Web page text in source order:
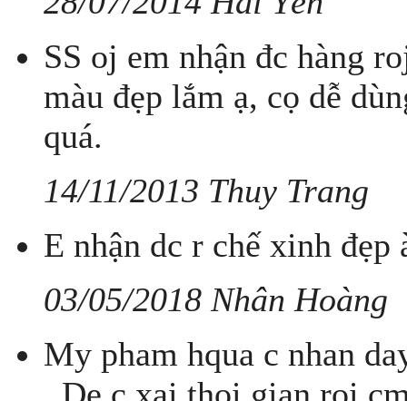
SS oj em nhận đc hàng
màu đẹp lắm ạ, cọ dễ
quá.
14/11/2013 Thuy Trang
E nhận dc r chế xinh
03/05/2018 Nhân Hoàng
My pham hqua c nhan